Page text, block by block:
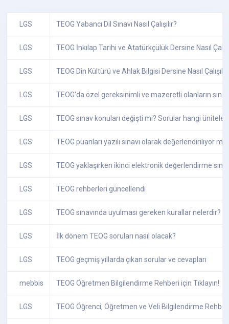
LGS TEOG Yabancı Dil Sınavı Nasıl Çalışılır?
LGS TEOG İnkılap Tarihi ve Atatürkçülük Dersine Nasıl
LGS TEOG Din Kültürü ve Ahlak Bilgisi Dersine Nasıl
LGS TEOG'da özel gereksinimli ve mazeretli olanların
LGS TEOG sınav konuları değişti mi? Sorular hangi
LGS TEOG puanları yazılı sınavı olarak değerlendiriliyor
LGS TEOG yaklaşırken ikinci elektronik değerlendirme
LGS TEOG rehberleri güncellendi
LGS TEOG sınavında uyulması gereken kurallar nelerdir?
LGS İlk dönem TEOG soruları nasıl olacak?
LGS TEOG geçmiş yıllarda çıkan sorular ve cevapları
mebbis TEOG Öğretmen Bilgilendirme Rehberi için Tıklayın!
LGS TEOG Öğrenci, Öğretmen ve Veli Bilgilendirme